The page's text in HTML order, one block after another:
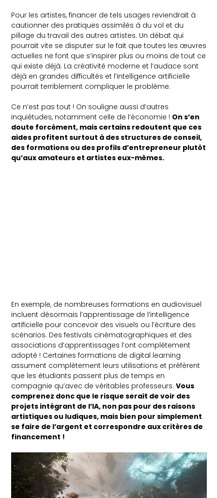
Pour les artistes, financer de tels usages reviendrait à
cautionner des pratiques assimilés à du vol et du
pillage du travail des autres artistes. Un débat qui
pourrait vite se disputer sur le fait que toutes les œuvres
actuelles ne font que s’inspirer plus ou moins de tout ce
qui existe déjà. La créativité moderne et l’audace sont
déjà en grandes difficultés et l’intelligence artificielle
pourrait terriblement compliquer le problème.
Ce n’est pas tout ! On souligne aussi d’autres
inquiétudes, notamment celle de l’économie ! On s’en
doute forcément, mais certains redoutent que ces
aides profitent surtout à des structures de conseil,
des formations ou des profils d’entrepreneur plutôt
qu’aux amateurs et artistes eux-mêmes.
En exemple, de nombreuses formations en audiovisuel
incluent désormais l’apprentissage de l’intelligence
artificielle pour concevoir des visuels ou l’écriture des
scénarios. Des festivals cinématographiques et des
associations d’apprentissages l’ont complètement
adopté ! Certaines formations de digital learning
assument complètement leurs utilisations et préfèrent
que les étudiants passent plus de temps en
compagnie qu’avec de véritables professeurs.Vous
comprenez donc que le risque serait de voir des
projets intégrant de l’IA, non pas pour des raisons
artistiques ou ludiques, mais bien pour simplement
se faire de l’argent et correspondre aux critères de
financement !